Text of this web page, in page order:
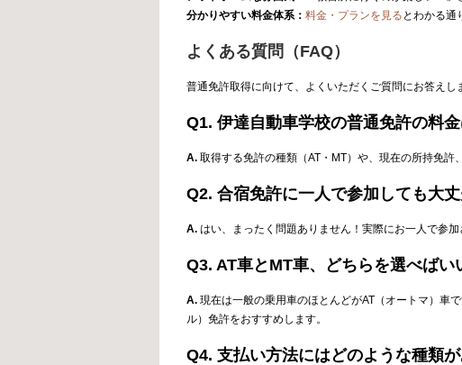
分かりやすい料金体系： 料金・プランを見る とわかる通
よくある質問（FAQ）
普通免許取得に向けて、よくいただくご質問にお答えし
Q1. 伊達自動車学校の普通免許の料
A. 取得する免許の種類（AT・MT）や、現在の所持免許
Q2. 合宿免許に一人で参加しても大
A. はい、まったく問題ありません！実際にお一人で参
Q3. AT車とMT車、どちらを選べばい
A. 現在は一般の乗用車のほとんどがAT（オートマ）車
ル）免許をおすすめします。
Q4. 支払い方法にはどのような種類